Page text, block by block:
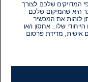
המדויקים שלכם לצורך
היא שהמיקום שלכם
לזהות את המכשיר
שלו.. אחסון ו/או
אישית, מדידת פרסום